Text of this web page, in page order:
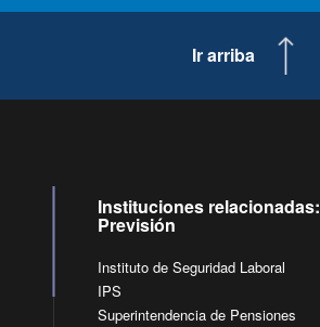
Ir arriba
Instituciones relacionadas:
Previsión
Instituto de Seguridad Laboral
IPS
Superintendencia de Pensiones